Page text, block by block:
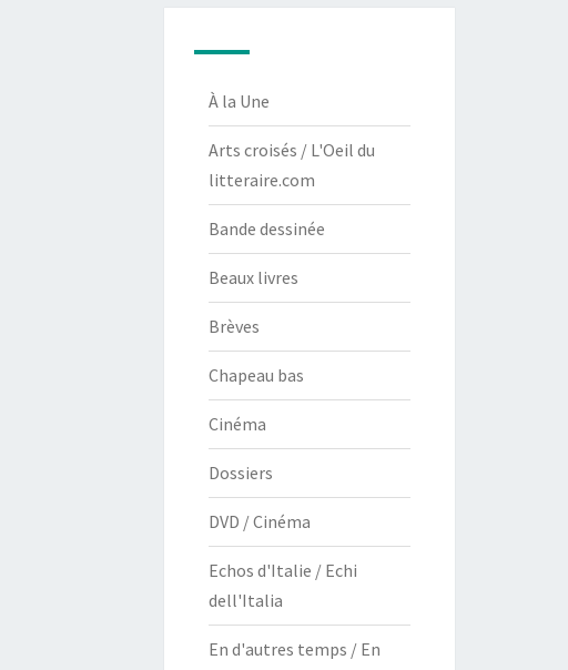
À la Une
Arts croisés / L'Oeil du
litteraire.com
Bande dessinée
Beaux livres
Brèves
Chapeau bas
Cinéma
Dossiers
DVD / Cinéma
Echos d'Italie / Echi
dell'Italia
En d'autres temps / En